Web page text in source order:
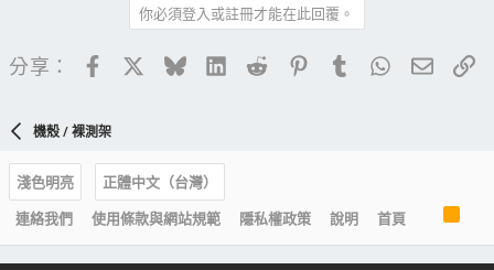
你必須登入或註冊才能在此回覆。
分享： FacebookBlueskyLinkedIn
Reddit PinterestTumblrWhatsApp
電子
機殼 / 裸測架
淺色明亮
正體中文（台灣）
連絡我們
使用條款與網站規範 隱私權政策 說明 首頁
R
S
S